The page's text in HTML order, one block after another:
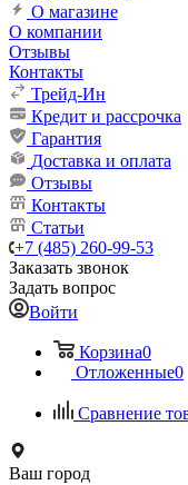
О магазине
О компании
Отзывы
Контакты
Трейд-Ин
Кредит и рассрочка
Гарантия
Доставка и оплата
Отзывы
Контакты
Статьи
+7 (485) 260-99-53
Заказать звонок
Задать вопрос
Войти
Корзина0
Отложенные0
Сравнение
Ваш город